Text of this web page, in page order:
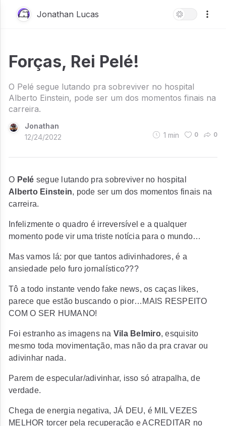
Jonathan Lucas
Forças, Rei Pelé!
O Pelé segue lutando pra sobreviver no hospital
Alberto Einstein, pode ser um dos momentos finais na
carreira.
Jonathan
12/24/2022
1 min 0 0
O Pelé segue lutando pra sobreviver no hospital
Alberto Einstein, pode ser um dos momentos finais na
carreira.
Infelizmente o quadro é irreversível e a qualquer
momento pode vir uma triste notícia para o mundo…
Mas vamos lá: por que tantos adivinhadores, é a
ansiedade pelo furo jornalístico???
Tô a todo instante vendo fake news, os caças likes,
parece que estão buscando o pior…MAIS RESPEITO
COM O SER HUMANO!
Foi estranho as imagens na Vila Belmiro, esquisito
mesmo toda movimentação, mas não da pra cravar ou
adivinhar nada.
Parem de especular/adivinhar, isso só atrapalha, de
verdade.
Chega de energia negativa, JÁ DEU, é MIL VEZES
MELHOR torcer pela recuperação e ACREDITAR no